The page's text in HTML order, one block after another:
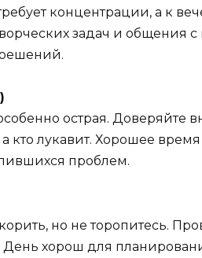
концентрации, а к
задач и общения
острая. Доверяйте
а кто лукавит. Хорошее
проблем.
но не торопитесь.
День хорош для